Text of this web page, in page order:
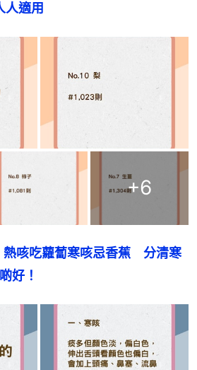
人適用
+6
熱咳吃蘿蔔寒咳忌香蕉　分清寒
好！